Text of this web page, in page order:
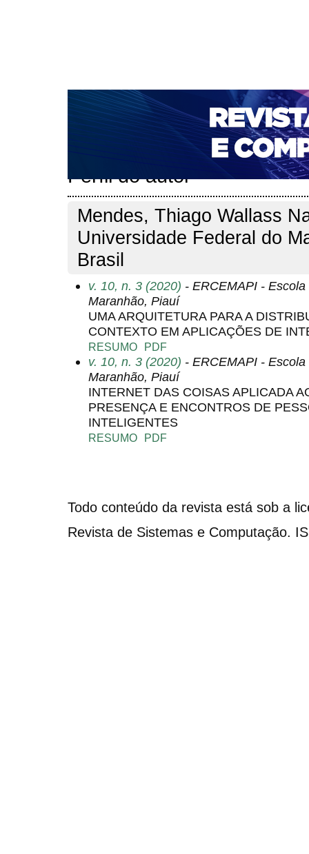
CAPA SOBRE ACESSO CADASTRO
NOTÍCIAS
PORTAL DE REVISTAS DA UNIFACS
PARA AVALIADORES
NOVA SUBMISSÃO
Perfil do autor
Mendes, Thiago Wallass
Universidade Federal do
Brasil
v. 10, n. 3 (2020) - ERCEMAPI -
Maranhão, Piauí
UMA ARQUITETURA PARA A
CONTEXTO EM APLICAÇÕES DE
RESUMO PDF
v. 10, n. 3 (2020) - ERCEMAPI -
Maranhão, Piauí
INTERNET DAS COISAS APLICADA
PRESENÇA E ENCONTROS DE
INTELIGENTES
RESUMO PDF
Todo conteúdo da revista está sob a
Revista de Sistemas e Computação.